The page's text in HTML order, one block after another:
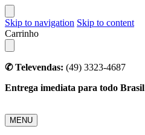
Skip to navigation Skip to content
Carrinho
✆ Televendas: (49) 3323-4687
Entrega imediata para todo Brasil
MENU